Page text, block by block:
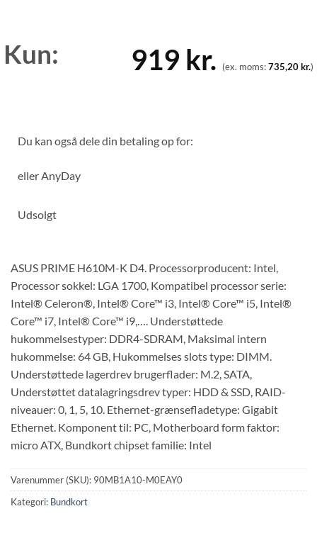
Kun: 919 kr. (ex. moms:735,20kr.)
Du kan også dele din betaling op for:
eller AnyDay
Udsolgt
ASUS PRIME H610M-K D4. Processorproducent: Intel,
Processor sokkel: LGA 1700, Kompatibel processor serie:
Intel® Celeron®, Intel® Core™ i3, Intel® Core™ i5, Intel®
Core™ i7, Intel® Core™ i9,…. Understøttede
hukommelsestyper: DDR4-SDRAM, Maksimal intern
hukommelse: 64 GB, Hukommelses slots type: DIMM.
Understøttede lagerdrev brugerflader: M.2, SATA,
Understøttet datalagringsdrev typer: HDD & SSD, RAID-
niveauer: 0, 1, 5, 10. Ethernet-grænsefladetype: Gigabit
Ethernet. Komponent til: PC, Motherboard form faktor:
micro ATX, Bundkort chipset familie: Intel
Varenummer (SKU): 90MB1A10-M0EAY0
Kategori: Bundkort